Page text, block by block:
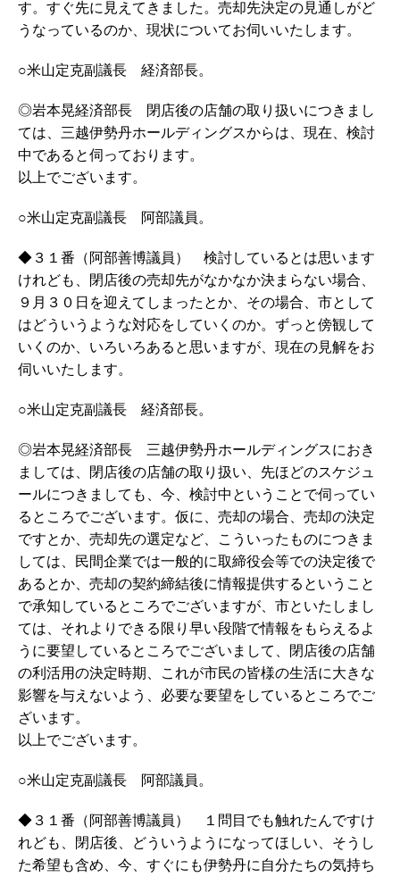
す。すぐ先に見えてきました。売却先決定の見通しがど
うなっているのか、現状についてお伺いいたします。
○米山定克副議長 経済部長。
◎岩本晃経済部長 閉店後の店舗の取り扱いにつきまし
ては、三越伊勢丹ホールディングスからは、現在、検討
中であると伺っております。
以上でございます。
○米山定克副議長 阿部議員。
◆３１番（阿部善博議員） 検討しているとは思います
けれども、閉店後の売却先がなかなか決まらない場合、
９月３０日を迎えてしまったとか、その場合、市として
はどういうような対応をしていくのか。ずっと傍観して
いくのか、いろいろあると思いますが、現在の見解をお
伺いいたします。
○米山定克副議長 経済部長。
◎岩本晃経済部長 三越伊勢丹ホールディングスにおき
ましては、閉店後の店舗の取り扱い、先ほどのスケジュ
ールにつきましても、今、検討中ということで伺ってい
るところでございます。仮に、売却の場合、売却の決定
ですとか、売却先の選定など、こういったものにつきま
しては、民間企業では一般的に取締役会等での決定後で
あるとか、売却の契約締結後に情報提供するということ
で承知しているところでございますが、市といたしまし
ては、それよりできる限り早い段階で情報をもらえるよ
うに要望しているところでございまして、閉店後の店舗
の利活用の決定時期、これが市民の皆様の生活に大きな
影響を与えないよう、必要な要望をしているところでご
ざいます。
以上でございます。
○米山定克副議長 阿部議員。
◆３１番（阿部善博議員） １問目でも触れたんですけ
れども、閉店後、どういうようになってほしい、そうし
た希望も含め、今、すぐにも伊勢丹に自分たちの気持ち